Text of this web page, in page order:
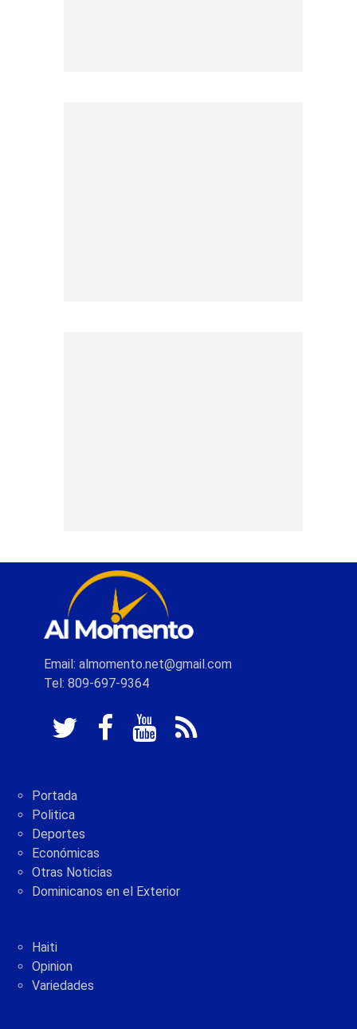
Email: almomento.net@gmail.com
Tel: 809-697-9364
Portada
Politica
Deportes
Económicas
Otras Noticias
Dominicanos en el Exterior
Haiti
Opinion
Variedades